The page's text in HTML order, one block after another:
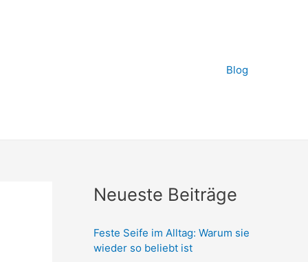
Blog
Neueste Beiträge
Feste Seife im Alltag: Warum sie
wieder so beliebt ist